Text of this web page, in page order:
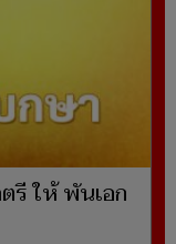
รี ให้ พันเอก